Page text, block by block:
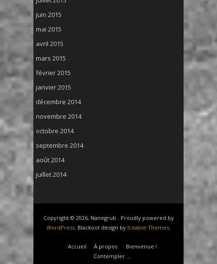
juin 2015
mai 2015
avril 2015
mars 2015
février 2015
janvier 2015
décembre 2014
novembre 2014
octobre 2014
septembre 2014
août 2014
juillet 2014
Copyright © 2026, Nanegrub . Proudly powered by
WordPress . Blackoot design by Iceable Themes
Accueil À propos
Bienvenue !
Contempler …